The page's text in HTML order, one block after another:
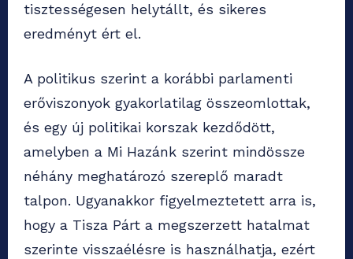
tisztességesen helytállt, és sikeres
eredményt ért el.
A politikus szerint a korábbi parlamenti
erőviszonyok gyakorlatilag összeomlottak,
és egy új politikai korszak kezdődött,
amelyben a Mi Hazánk szerint mindössze
néhány meghatározó szereplő maradt
talpon. Ugyanakkor figyelmeztetett arra is,
hogy a Tisza Párt a megszerzett hatalmat
szerinte visszaélésre is használhatja, ezért